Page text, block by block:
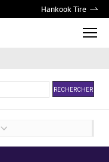
Hankook Tire
RECHERCHER